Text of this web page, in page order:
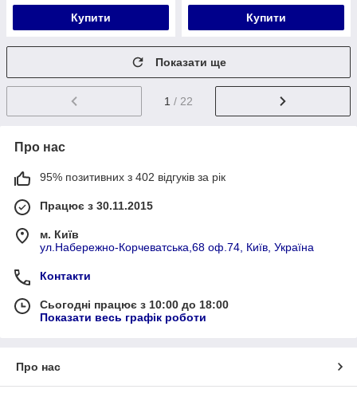
Купити Купити
Показати ще
1 / 22
Про нас
95% позитивних з 402 відгуків за рік
Працює з 30.11.2015
м. Київ
ул.Набережно-Корчеватська,68 оф.74, Київ, Україна
Контакти
Сьогодні працює з 10:00 до 18:00
Показати весь графік роботи
Про нас